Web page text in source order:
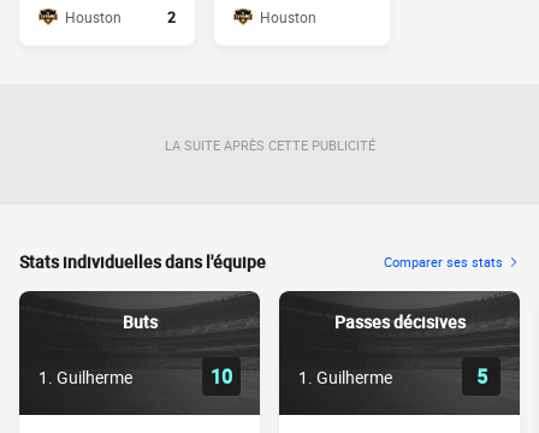
Houston
2
Houston
LA SUITE APRÈS CETTE PUBLICITÉ
Stats individuelles dans l'équipe Comparer ses stats
Buts
1. Guilherme 10
Passes décisives
1. Guilherme 5